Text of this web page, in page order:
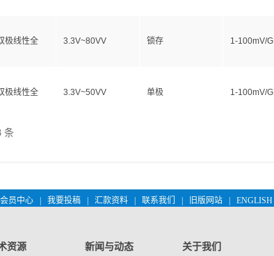
极线性全 3.3V~80VV 锁存 1-100mV/G
极线性全 3.3V~50VV 单极 1-100mV/G
条
会员中心 我要投稿 汇款资料 联系我们 旧版网站 ENGLISH
资源 新闻与动态 关于我们